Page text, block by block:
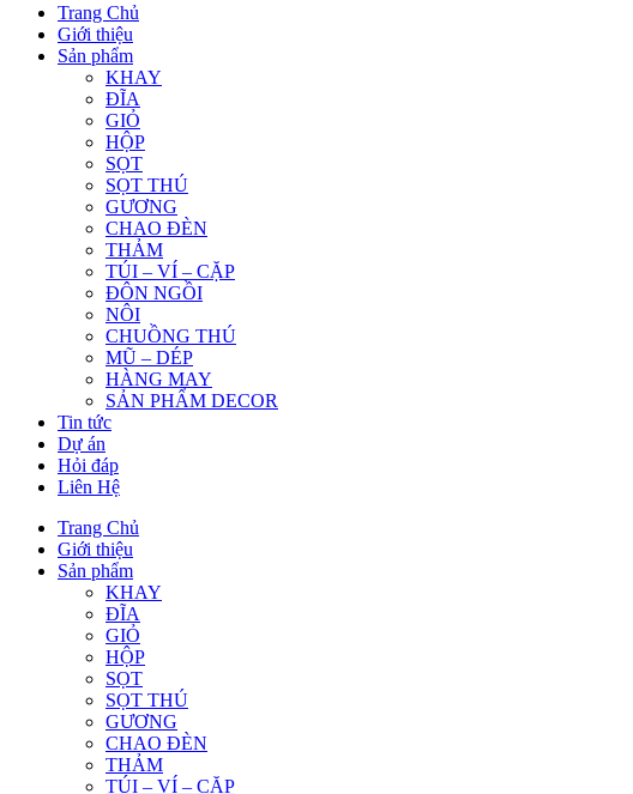
Trang Chủ
Giới thiệu
Sản phẩm
KHAY
ĐĨA
GIỎ
HỘP
SỌT
SỌT THÚ
GƯƠNG
CHAO ĐÈN
THẢM
TÚI – VÍ – CẶP
ĐÔN NGỒI
NÔI
CHUỒNG THÚ
MŨ – DÉP
HÀNG MAY
SẢN PHẨM DECOR
Tin tức
Dự án
Hỏi đáp
Liên Hệ
Trang Chủ
Giới thiệu
Sản phẩm
KHAY
ĐĨA
GIỎ
HỘP
SỌT
SỌT THÚ
GƯƠNG
CHAO ĐÈN
THẢM
TÚI – VÍ – CẶP